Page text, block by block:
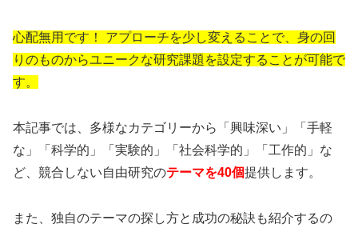
心配無用です！ アプローチを少し変えることで、身の回
りのものからユニークな研究課題を設定することが可能で
す。
本記事では、多様なカテゴリーから「興味深い」「手軽
な」「科学的」「実験的」「社会科学的」「工作的」な
ど、競合しない自由研究のテーマを40個提供します。
また、独自のテーマの探し方と成功の秘訣も紹介するの